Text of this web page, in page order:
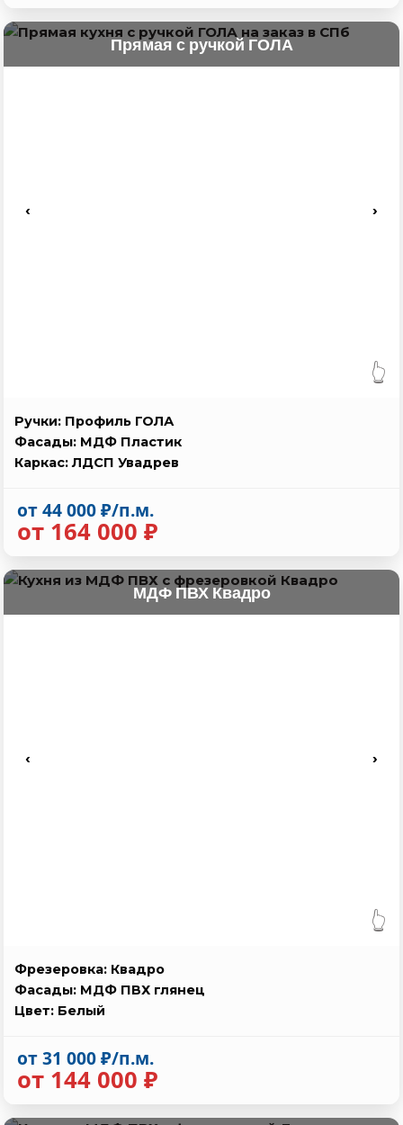
Прямая с ручкой ГОЛА
‹ ›
👆
Ручки: Профиль ГОЛА
Фасады: МДФ Пластик
Каркас: ЛДСП Увадрев
от 44 000 ₽/п.м.
от 164 000 ₽
МДФ ПВХ Квадро
‹ ›
👆
Фрезеровка: Квадро
Фасады: МДФ ПВХ глянец
Цвет: Белый
от 31 000 ₽/п.м.
от 144 000 ₽